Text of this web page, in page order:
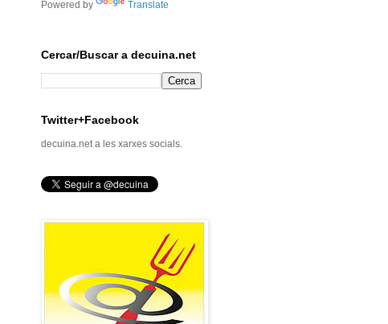
Powered by Translate
Cercar/Buscar a decuina.net
Twitter+Facebook
decuina.net a les xarxes socials.